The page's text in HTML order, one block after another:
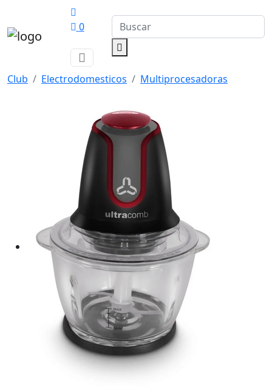
0
Club Electrodomesticos Multiprocesadoras